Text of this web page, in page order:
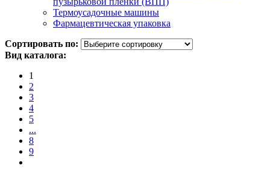
Термоусадочные машины
Фармацевтическая упаковка
Сортировать по:
Вид каталога:
1
2
3
4
5
...
8
9